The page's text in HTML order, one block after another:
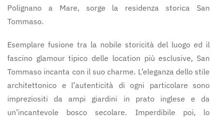
Polignano a Mare, sorge la residenza storica San
Tommaso.
Esemplare fusione tra la nobile storicità del luogo ed il
fascino glamour tipico delle location più esclusive, San
Tommaso incanta con il suo charme. L’eleganza dello stile
architettonico e l’autenticità di ogni particolare sono
impreziositi da ampi giardini in prato inglese e da
un’incantevole bosco secolare. Imperdibile poi, lo